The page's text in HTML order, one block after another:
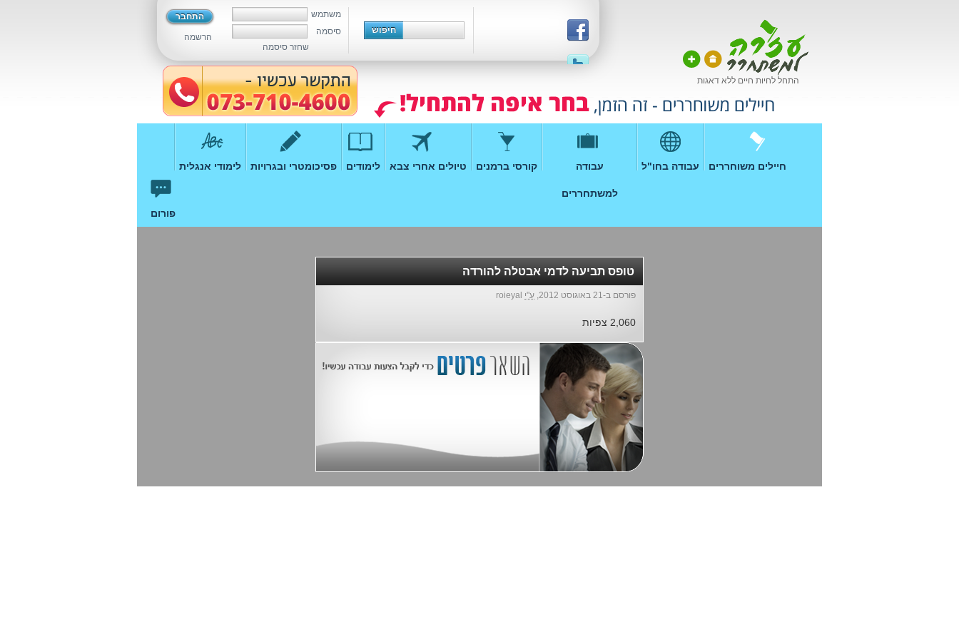
התחל לחיות חיים ללא דאגות
הרשמה
משתמש
סיסמה
שחזר סיסמה
חיילים משוחררים עבודה בחו"ל עבודה
למשתחררים
קורסי ברמנים טיולים אחרי צבא לימודים פסיכומטרי ובגרויות לימודי אנגלית
פורום
טופס תביעה לדמי אבטלה להורדה
פורסם ב-21 באוגוסט 2012, ע"י
2,060 צפיות